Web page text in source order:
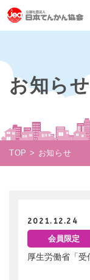
てんかんについて
てんかんとは
発作の介助と観察
てんかん協会について
てんかん協会とは
支部一覧
公益事業
相談事業
情報誌・書籍・DVD
てんかん関連書籍
てんかんアニメ教室
ダウンロード
ムービー
資金面での援助
あかりちゃんグッズ
お役立ちテキスト
書籍注文リスト
お知らせ
TOP お知らせ
2021.12.24
会員限定